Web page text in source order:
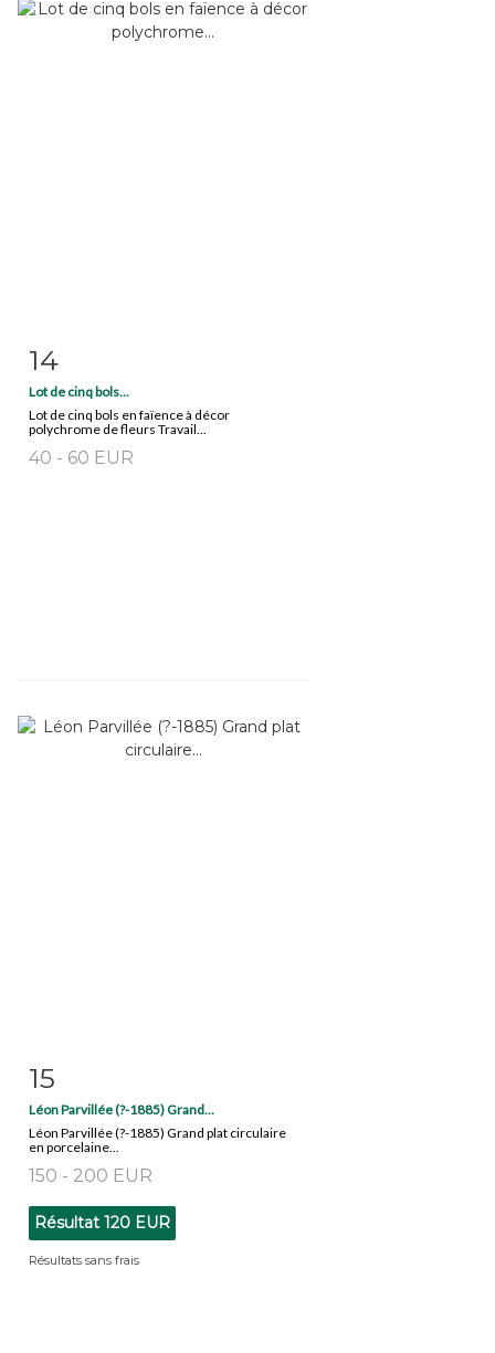
Fiche détaillée
14
Lot de cinq bols...
Lot de cinq bols en faïence à décor
polychrome de fleurs Travail...
40 - 60 EUR
Fiche détaillée
15
Léon Parvillée (?-1885) Grand...
Léon Parvillée (?-1885) Grand plat circulaire
en porcelaine...
150 - 200 EUR
Résultat 120 EUR
Résultats sans frais